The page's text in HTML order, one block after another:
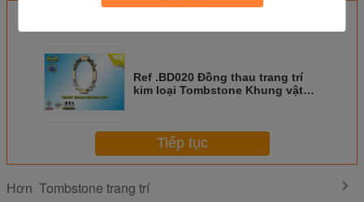
Ref .BD020 Đồng thau trang trí
kim loại Tombstone Khung vật
Tiếp tục
Hơn Tombstone trang trí